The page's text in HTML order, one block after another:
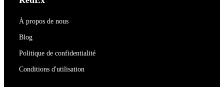
À propos de nous
Blog
Politique de confidentialité
Conditions d'utilisation